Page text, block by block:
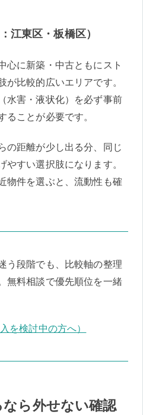
江東区・板橋区）
心に新築・中古ともにスト
が比較的広いエリアです。
水害・液状化）を必ず事前
ることが必要です。
の距離が少し出る分、同じ
やすい選択肢になります。
物件を選ぶと、流動性も確
う段階でも、比較軸の整理
無料相談で優先順位を一緒
を検討中の方へ）
ら外せない確認